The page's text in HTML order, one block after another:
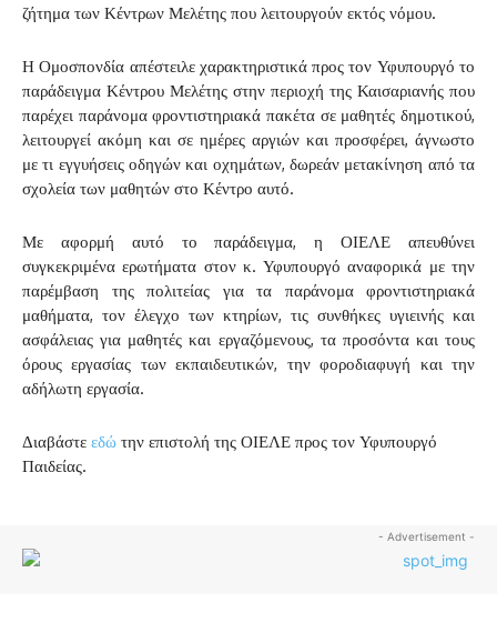
ζήτημα των Κέντρων Μελέτης που λειτουργούν εκτός νόμου.
Η Ομοσπονδία απέστειλε χαρακτηριστικά προς τον Υφυπουργό το
παράδειγμα Κέντρου Μελέτης στην περιοχή της Καισαριανής που
παρέχει παράνομα φροντιστηριακά πακέτα σε μαθητές δημοτικού,
λειτουργεί ακόμη και σε ημέρες αργιών και προσφέρει, άγνωστο
με τι εγγυήσεις οδηγών και οχημάτων, δωρεάν μετακίνηση από τα
σχολεία των μαθητών στο Κέντρο αυτό.
Με αφορμή αυτό το παράδειγμα, η ΟΙΕΛΕ απευθύνει
συγκεκριμένα ερωτήματα στον κ. Υφυπουργό αναφορικά με την
παρέμβαση της πολιτείας για τα παράνομα φροντιστηριακά
μαθήματα, τον έλεγχο των κτηρίων, τις συνθήκες υγιεινής και
ασφάλειας για μαθητές και εργαζόμενους, τα προσόντα και τους
όρους εργασίας των εκπαιδευτικών, την φοροδιαφυγή και την
αδήλωτη εργασία.
Διαβάστε εδώ την επιστολή της ΟΙΕΛΕ προς τον Υφυπουργό
Παιδείας.
- Advertisement -